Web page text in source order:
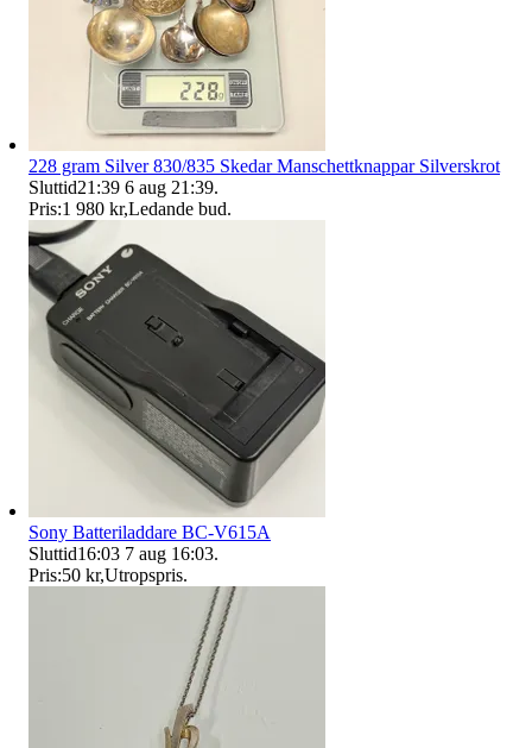
228 gram Silver 830/835 Skedar Manschettknappar Silverskrot
Sluttid21:39 6 aug 21:39.
Pris:1 980 kr,Ledande bud.
Sony Batteriladdare BC-V615A
Sluttid16:03 7 aug 16:03.
Pris:50 kr,Utropspris.